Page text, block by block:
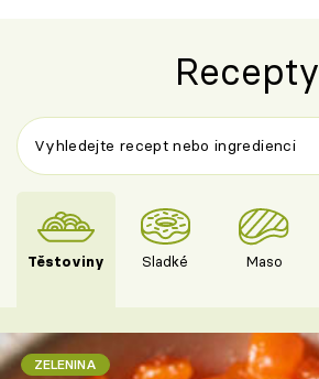
Recepty
Těstoviny Sladké Maso
ZELENINA